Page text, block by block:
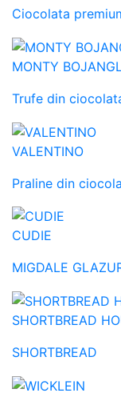
Ciocolata
MONTY
Trufe din
VALENTINO
Praline din
CUDIE
MIGDALE
SHORTBREAD
SHORTBREAD